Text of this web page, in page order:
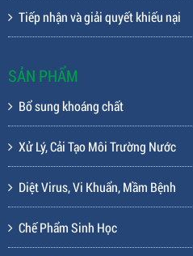
Tiếp nhận và giải quyết khiếu nại
SẢN PHẨM
Bổ sung khoáng chất
Xử Lý, Cải Tạo Môi Trường Nước
Diệt Virus, Vi Khuẩn, Mầm Bệnh
Chế Phẩm Sinh Học